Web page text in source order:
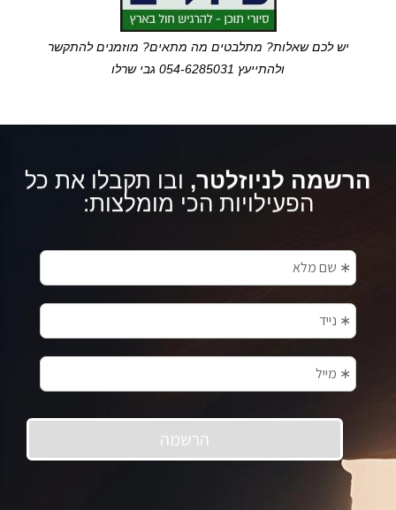
יש לכם שאלות? מתלבטים מה מתאים? מוזמנים להתקשר
ולהתייעץ 054-6285031 גבי שרלו
הרשמה לניוזלטר, ובו תקבלו את כל
הפעילויות הכי מומלצות: